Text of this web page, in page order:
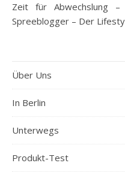
Zeit für Abwechslung
Spreeblogger – Der
Über Uns
In Berlin
Unterwegs
Produkt-Test